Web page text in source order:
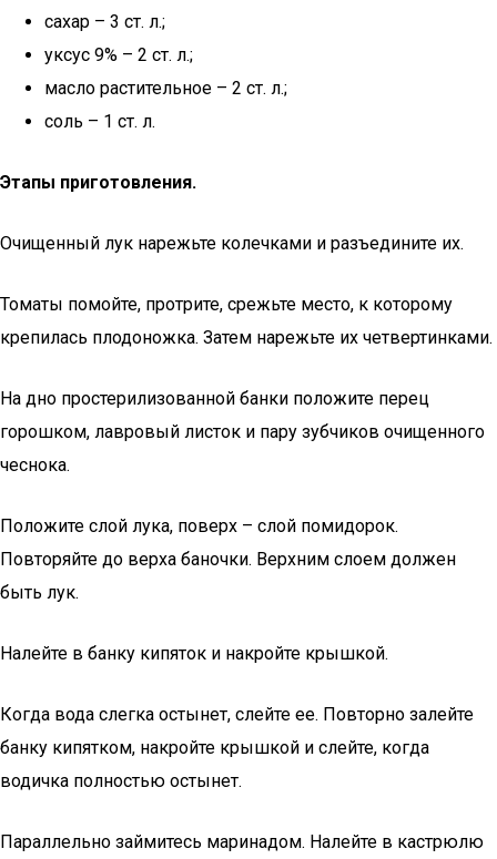
сахар – 3 ст. л.;
уксус 9% – 2 ст. л.;
масло растительное – 2 ст. л.;
соль – 1 ст. л.
Этапы приготовления.
Очищенный лук нарежьте колечками и разъедините их.
Томаты помойте, протрите, срежьте место, к которому
крепилась плодоножка. Затем нарежьте их четвертинками.
На дно простерилизованной банки положите перец
горошком, лавровый листок и пару зубчиков очищенного
чеснока.
Положите слой лука, поверх – слой помидорок.
Повторяйте до верха баночки. Верхним слоем должен
быть лук.
Налейте в банку кипяток и накройте крышкой.
Когда вода слегка остынет, слейте ее. Повторно залейте
банку кипятком, накройте крышкой и слейте, когда
водичка полностью остынет.
Параллельно займитесь маринадом. Налейте в кастрюлю